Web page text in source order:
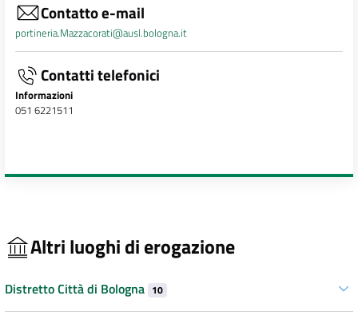
Contatto e-mail
portineria.Mazzacorati@ausl.bologna.it
Contatti telefonici
Informazioni
051 6221511
Altri luoghi di erogazione
Distretto Città di Bologna 10